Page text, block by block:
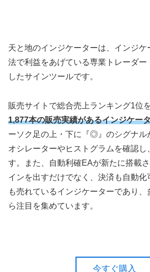
天と地のインジケーターは、インジ
法で利益をあげている専業トレーダー
したサインツールです。
販売サイトで総合売上ランキング1位
1,877本の販売実績があるインジケー
ーソク足の上・下に『◎』のシグナル
オシレーターやヒストグラムを確認し
す。また、自動利確EAが新たに搭載
インを出すだけでなく、決済も自動化
も売れているインジケーターであり
ら注目を集めています。
今すぐ購入